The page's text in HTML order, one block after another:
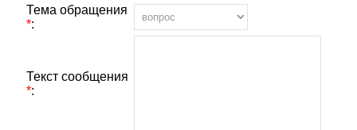
Тема обращения
*:
Текст сообщения
*: